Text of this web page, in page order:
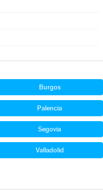
Burgos
Palencia
Segovia
Valladolid